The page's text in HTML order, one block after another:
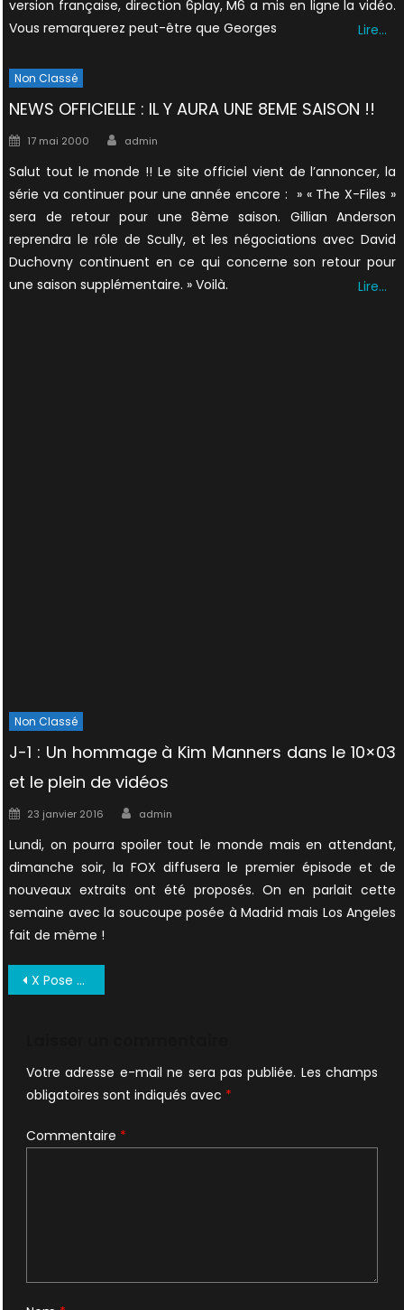
version française, direction 6play, M6 a mis en ligne la vidéo.
Vous remarquerez peut-être que Georges
Lire…
Non Classé
NEWS OFFICIELLE : IL Y AURA UNE 8EME SAISON !!
Posted
17 mai 2000 Author
admin
Salut tout le monde !! Le site officiel vient de l’annoncer, la
série va continuer pour une année encore : » « The X-Files »
sera de retour pour une 8ème saison. Gillian Anderson
reprendra le rôle de Scully, et les négociations avec David
Duchovny continuent en ce qui concerne son retour pour
une saison supplémentaire. » Voilà.
Lire…
Non Classé
J-1 : Un hommage à Kim Manners dans le 10×03
et le plein de vidéos
Posted
23 janvier 2016 Author
admin
Lundi, on pourra spoiler tout le monde mais en attendant,
dimanche soir, la FOX diffusera le premier épisode et de
nouveaux extraits ont été proposés. On en parlait cette
semaine avec la soucoupe posée à Madrid mais Los Angeles
fait de même !
Navigation
X Pose 28 1998 UK (4)
Votre adresse e-mail ne sera pas publiée. Les champs
obligatoires sont indiqués avec *
Commentaire *